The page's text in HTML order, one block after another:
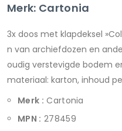
Merk: Cartonia
3x doos met klapdeksel
n van archiefdozen en
oudig verstevigde bodem
materiaal: karton, inhoud
Merk : Cartonia
MPN : 278459